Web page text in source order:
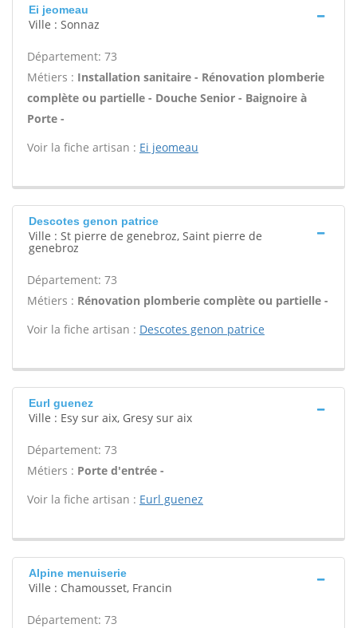
Ei jeomeau
Ville : Sonnaz
Département: 73
Métiers : Installation sanitaire - Rénovation plomberie
complète ou partielle - Douche Senior - Baignoire à
Porte -
Voir la fiche artisan : Ei jeomeau
Descotes genon patrice
Ville : St pierre de genebroz, Saint pierre de
genebroz
Département: 73
Métiers : Rénovation plomberie complète ou partielle -
Voir la fiche artisan : Descotes genon patrice
Eurl guenez
Ville : Esy sur aix, Gresy sur aix
Département: 73
Métiers : Porte d'entrée -
Voir la fiche artisan : Eurl guenez
Alpine menuiserie
Ville : Chamousset, Francin
Département: 73